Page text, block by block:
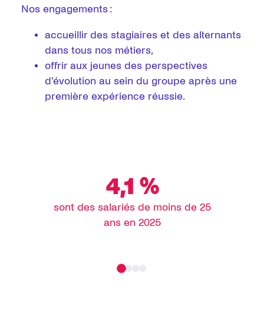
Nos engagements :
accueillir des stagiaires et des alternants
dans tous nos métiers,
offrir aux jeunes des perspectives
d’évolution au sein du groupe après une
première expérience réussie.
4,1 %
sont des salariés de moins de 25
ans en 2025